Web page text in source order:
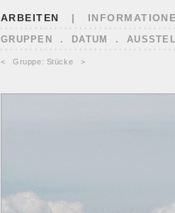
ARBEITEN |
GRUPPEN . DATUM .
< Gruppe: Stücke >